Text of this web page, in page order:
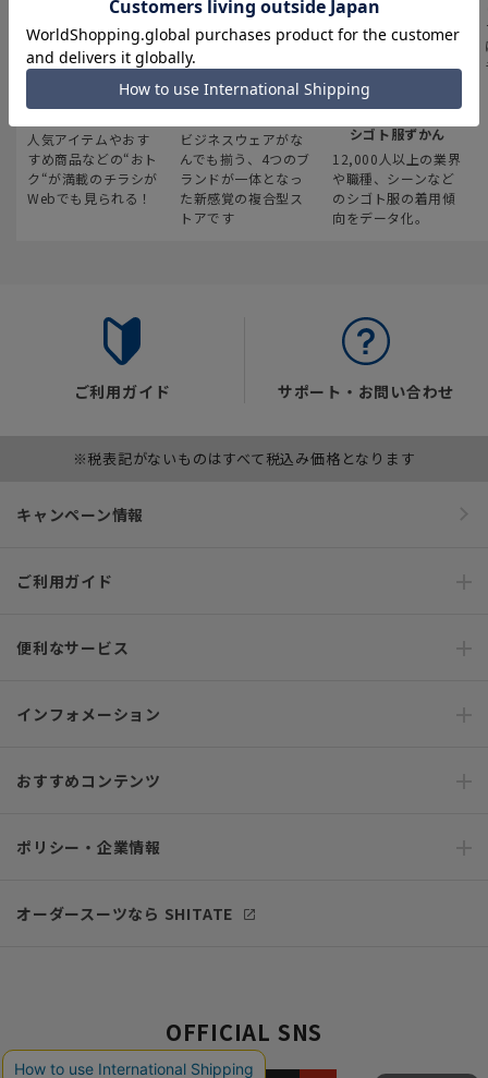
最新のお買い得情報
人気アイテムやおす
すめ商品などの“おト
ク“が満載のチラシが
Webでも見られる！
スーツスクエア
ビジネスウェアがな
んでも揃う、4つのブ
ランドが一体となっ
た新感覚の複合型ス
トアです
みんなの
シゴト服ずかん
12,000人以上の業界
や職種、シーンなど
のシゴト服の着用傾
向をデータ化。
ご利用ガイド サポート・お問い合わせ
※税表記がないものはすべて税込み価格となります
キャンペーン情報
ご利用ガイド
便利なサービス
インフォメーション
おすすめコンテンツ
ポリシー・企業情報
オーダースーツなら SHITATE
OFFICIAL SNS